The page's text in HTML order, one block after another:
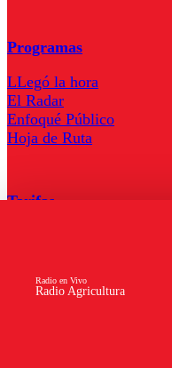
Radio Agricultura
Radio en Vivo
Programas
LLegó la hora
El Radar
Enfoqué Público
Hoja de Ruta
Tarifas